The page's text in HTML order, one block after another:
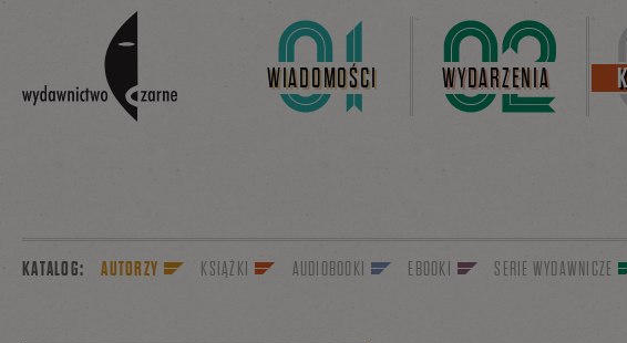
WIADOMOŚCI WYDARZENIA
KATALOG: AUTORZY KSIĄŻKI AUDIOBOOKI EBOOKI SERIE WYDAWNICZE